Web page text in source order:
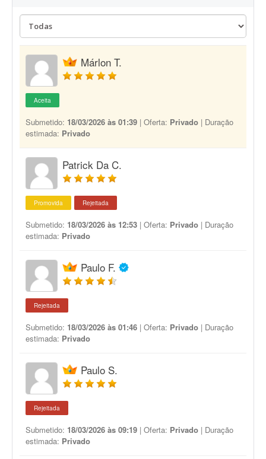
Márlon T.
Aceita
Submetido: 18/03/2026 às 01:39 | Oferta: Privado | Duração
estimada: Privado
Patrick Da C.
Promovida Rejeitada
Submetido: 18/03/2026 às 12:53 | Oferta: Privado | Duração
estimada: Privado
Paulo F.
Rejeitada
Submetido: 18/03/2026 às 01:46 | Oferta: Privado | Duração
estimada: Privado
Paulo S.
Rejeitada
Submetido: 18/03/2026 às 09:19 | Oferta: Privado | Duração
estimada: Privado